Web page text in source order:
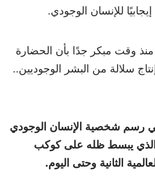
للإنسان الوجودي.
وقت مبكر جدًا بأن الحضارة
سلالة من البشر الوجوديين..
في رسم شخصية الإنسان الوجودي
الذي يبسط ظله على كوكب
الثانية وحتى اليوم.